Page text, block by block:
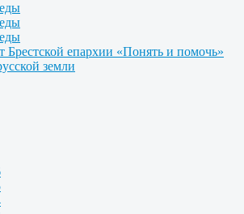
епархии «Понять и помочь»
земли